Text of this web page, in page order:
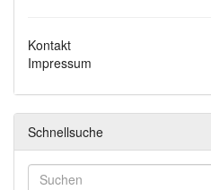
Kontakt
Impressum
Schnellsuche